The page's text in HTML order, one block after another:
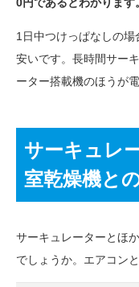
1日中つけっぱなしの
安いです。長時間サー
ーター搭載機のほうが
サーキュレ
室乾燥機と
サーキュレーターとほ
でしょうか。エアコン